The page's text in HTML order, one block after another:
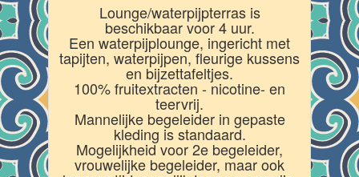
Lounge/waterpijpterras is
beschikbaar voor 4 uur.
Een waterpijplounge, ingericht met
tapijten, waterpijpen, fleurige kussens
en bijzettafeltjes.
100% fruitextracten - nicotine- en
teervrij.
Mannelijke begeleider in gepaste
kleding is standaard.
Mogelijkheid voor 2e begeleider,
vrouwelijke begeleider, maar ook